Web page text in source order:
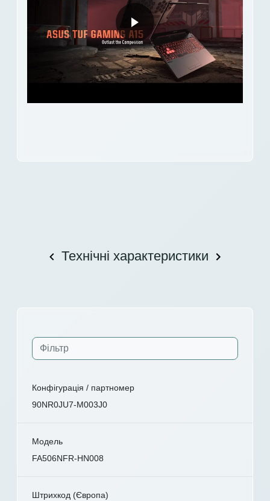
Технічні характеристики
Конфігурація / партномер
90NR0JU7-M003J0
Модель
FA506NFR-HN008
Штрихкод (Європа)